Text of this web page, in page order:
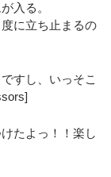
入る。
に立ち止まるの
すし、いっそこ
たよっ！！楽し